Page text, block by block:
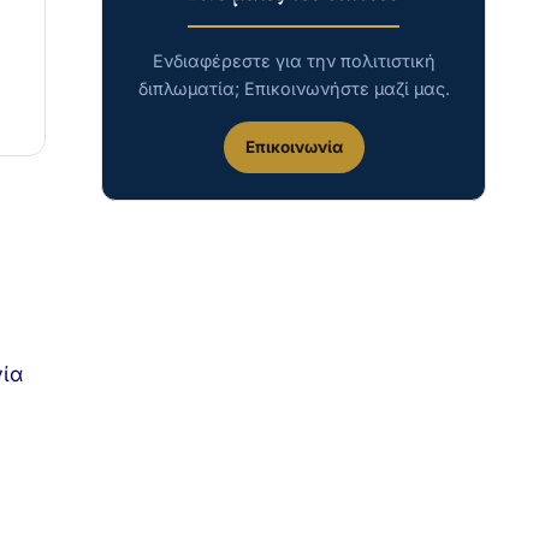
Ενδιαφέρεστε για την πολιτιστική
διπλωματία; Επικοινωνήστε μαζί μας.
Επικοινωνία